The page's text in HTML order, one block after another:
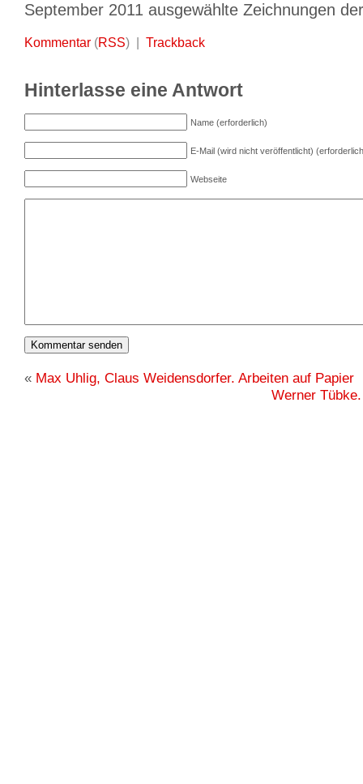
September 2011 ausgewählte Zeichnungen
Kommentar (RSS) | Trackback
Hinterlasse eine Antwort
Name (erforderlich)
E-Mail (wird nicht veröffentlicht)
Webseite
« Max Uhlig, Claus Weidensdorfer. Arbeiten auf Papier
Werner